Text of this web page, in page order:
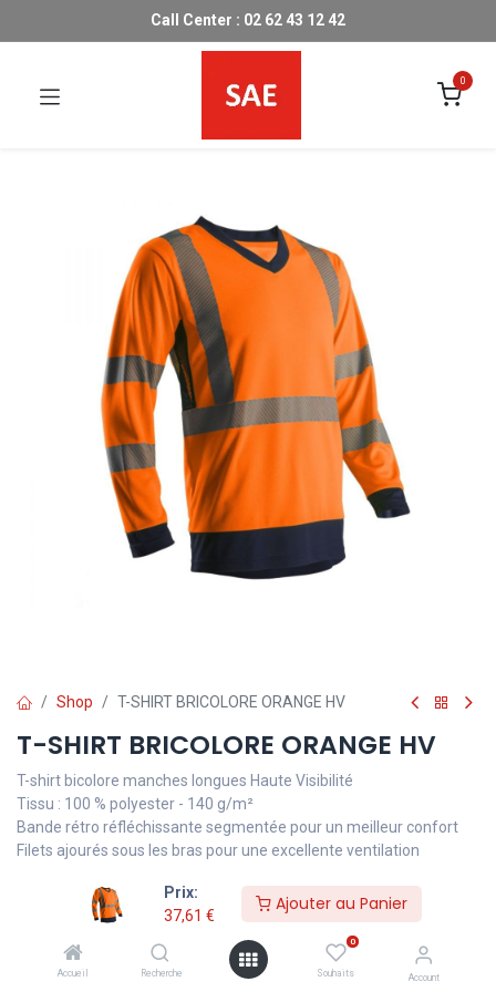
Prix:
37,61 €
Ajouter au Panier
Accueil Recherche
0
Souhaits Account
Call Center : 02 62 43 12 42
0
Shop T-SHIRT BRICOLORE ORANGE HV
T-SHIRT BRICOLORE ORANGE HV
T-shirt bicolore manches longues Haute Visibilité
Tissu : 100 % polyester - 140 g/m²
Bande rétro réfléchissante segmentée pour un meilleur confort
Filets ajourés sous les bras pour une excellente ventilation
ISO 20471 : 2013 + A1 : 2016 : classe II
37,61€ TVA comprise